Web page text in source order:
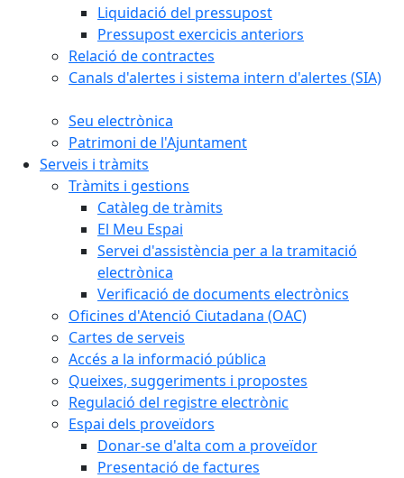
Liquidació del pressupost
Pressupost exercicis anteriors
Relació de contractes
Canals d'alertes i sistema intern d'alertes (SIA)
Seu electrònica
Patrimoni de l'Ajuntament
Serveis i tràmits
Tràmits i gestions
Catàleg de tràmits
El Meu Espai
Servei d'assistència per a la tramitació
electrònica
Verificació de documents electrònics
Oficines d'Atenció Ciutadana (OAC)
Cartes de serveis
Accés a la informació pública
Queixes, suggeriments i propostes
Regulació del registre electrònic
Espai dels proveïdors
Donar-se d'alta com a proveïdor
Presentació de factures